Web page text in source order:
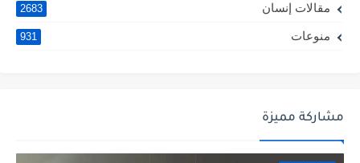
مقالات إنسان 2683
منوعات 931
مشاركة مميزة